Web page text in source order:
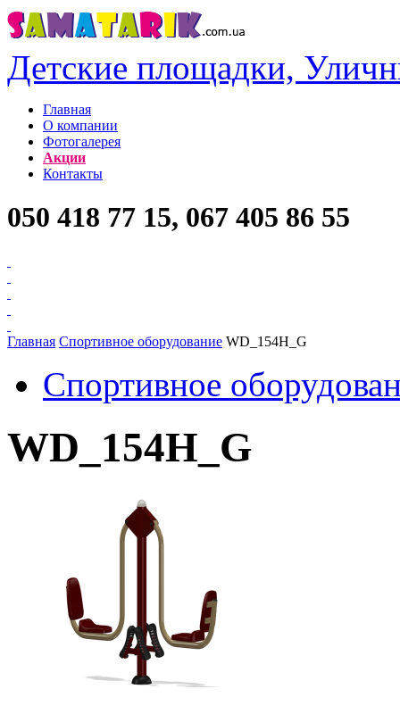
Детские площадки,
Главная
О компании
Фотогалерея
Акции
Контакты
050 418 77 15, 067 405 86 55
Главная Спортивное оборудование WD_154H_G
Спортивное
WD_154H_G